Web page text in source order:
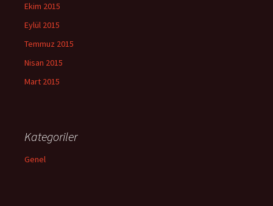
Ekim 2015
Eylül 2015
Temmuz 2015
Nisan 2015
Mart 2015
Kategoriler
Genel